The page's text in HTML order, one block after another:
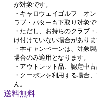
が対象です。
・キャロウェイゴルフ オ
ラブ・パターも下取り対象で
・ただし、お持ちのクラブ
け付けていない場合があり
・本キャンペーンは、対象
場合のみ適用となります。
・アウトレット品、認定中
・クーポンを利用する場合
ん。
送料無料